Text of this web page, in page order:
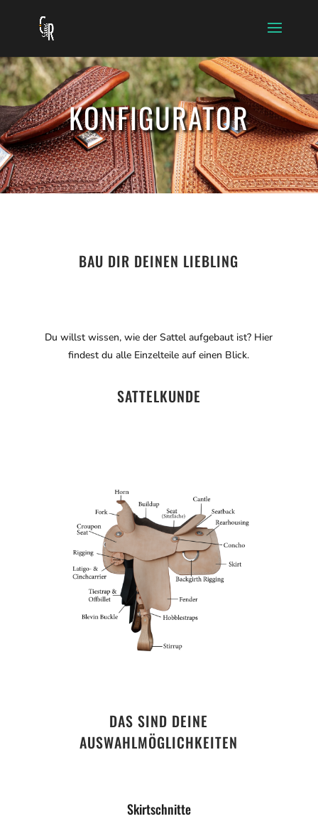
KONFIGURATOR
BAU DIR DEINEN LIEBLING
Du willst wissen, wie der Sattel aufgebaut ist? Hier
findest du alle Einzelteile auf einen Blick.
SATTELKUNDE
DAS SIND DEINE
AUSWAHLMÖGLICHKEITEN
Skirtschnitte